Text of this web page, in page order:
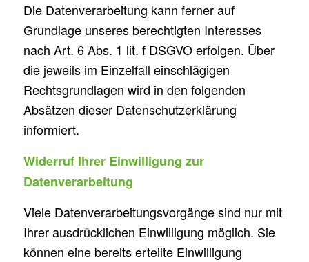
Die Datenverarbeitung kann ferner auf
Grundlage unseres berechtigten Interesses
nach Art. 6 Abs. 1 lit. f DSGVO erfolgen. Über
die jeweils im Einzelfall einschlägigen
Rechtsgrundlagen wird in den folgenden
Absätzen dieser Datenschutzerklärung
informiert.
Widerruf Ihrer Einwilligung zur
Datenverarbeitung
Viele Datenverarbeitungsvorgänge sind nur mit
Ihrer ausdrücklichen Einwilligung möglich. Sie
können eine bereits erteilte Einwilligung